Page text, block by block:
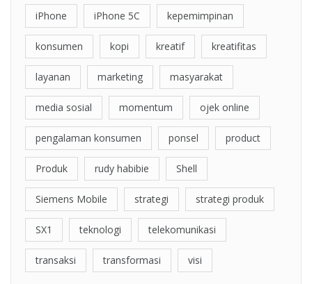
iPhone iPhone 5C kepemimpinan
konsumen kopi kreatif kreatifitas
layanan marketing masyarakat
media sosial momentum ojek online
pengalaman konsumen ponsel product
Produk rudy habibie Shell
Siemens Mobile strategi strategi produk
SX1 teknologi telekomunikasi
transaksi transformasi visi